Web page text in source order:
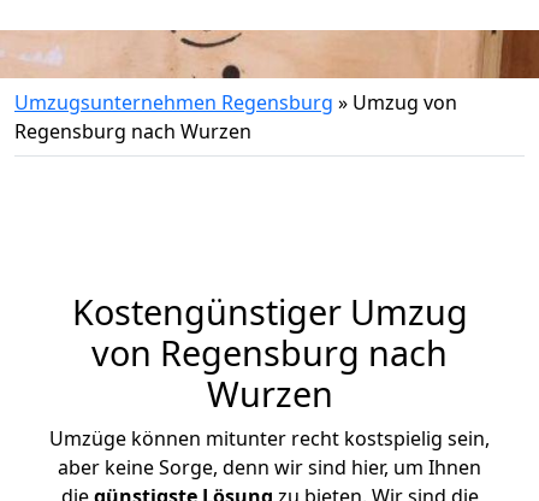
Umzugsunternehmen Regensburg » Umzug von
Regensburg nach Wurzen
Kostengünstiger Umzug
von Regensburg nach
Wurzen
Umzüge können mitunter recht kostspielig sein,
aber keine Sorge, denn wir sind hier, um Ihnen